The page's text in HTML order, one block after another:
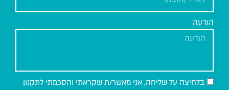
הודעה
בלחיצה על שליחה, אני מאשר/ת שקראתי והסכמתי לתקנון